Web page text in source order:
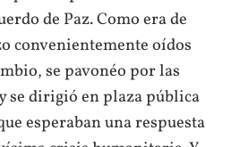
de Paz. Como era de
convenientemente oídos
se pavonéo por las
se dirigió en plaza pública
esperaban una respuesta